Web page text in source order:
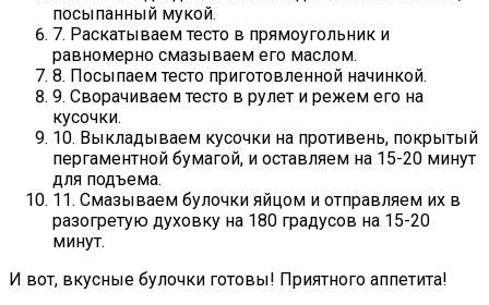
посыпанный мукой.
7. Раскатываем тесто в прямоугольник и
равномерно смазываем его маслом.
8. Посыпаем тесто приготовленной начинкой.
9. Сворачиваем тесто в рулет и режем его на
кусочки.
10. Выкладываем кусочки на противень, покрытый
пергаментной бумагой, и оставляем на 15-20 минут
для подъема.
11. Смазываем булочки яйцом и отправляем их в
разогретую духовку на 180 градусов на 15-20
минут.
И вот, вкусные булочки готовы! Приятного аппетита!